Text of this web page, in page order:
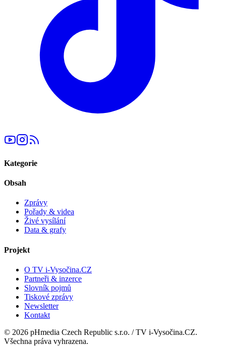
Kategorie
Obsah
Zprávy
Pořady & videa
Živé vysílání
Data & grafy
Projekt
O TV i-Vysočina.CZ
Partneři & inzerce
Slovník pojmů
Tiskové zprávy
Newsletter
Kontakt
© 2026 pHmedia Czech Republic s.r.o. / TV i-Vysočina.CZ.
Všechna práva vyhrazena.